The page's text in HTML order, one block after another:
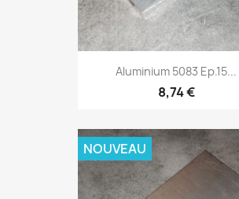
Aluminium 5083 Ep.15...
8,74 €
NOUVEAU